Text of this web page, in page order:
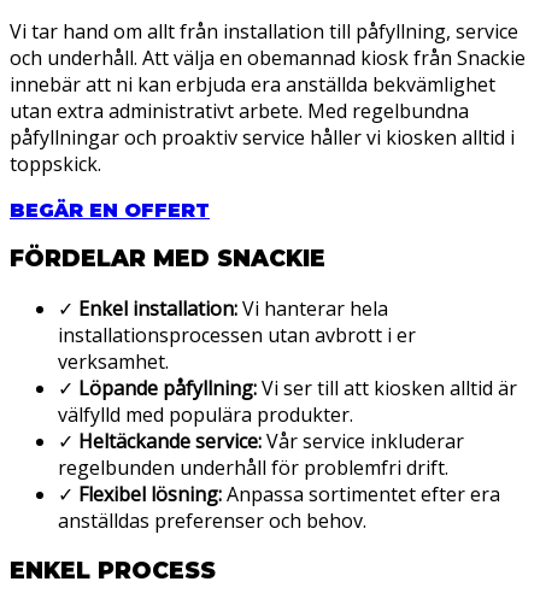
Vi tar hand om allt från installation till påfyllning, service
och underhåll. Att välja en obemannad kiosk från Snackie
innebär att ni kan erbjuda era anställda bekvämlighet
utan extra administrativt arbete. Med regelbundna
påfyllningar och proaktiv service håller vi kiosken alltid i
toppskick.
BEGÄR EN OFFERT
FÖRDELAR MED SNACKIE
✓ Enkel installation:Vi hanterar hela
installationsprocessen utan avbrott i er
verksamhet.
✓ Löpande påfyllning:Vi ser till att kiosken alltid är
välfylld med populära produkter.
✓ Heltäckande service:Vår service inkluderar
regelbunden underhåll för problemfri drift.
✓ Flexibel lösning:Anpassa sortimentet efter era
anställdas preferenser och behov.
ENKEL PROCESS